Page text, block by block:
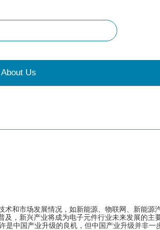
About Us
和市场发展情况，如新能源、物联网、新能源
，新兴产业将成为电子元件行业未来发展的主
中国产业升级的良机，但中国产业升级并非一